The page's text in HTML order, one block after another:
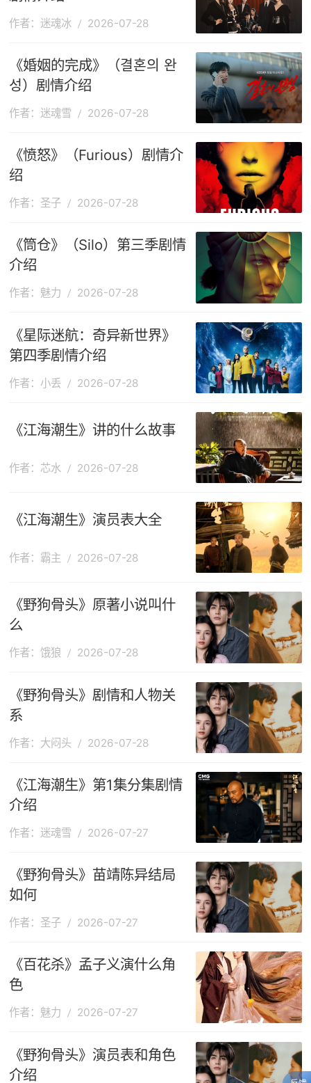
作者：迷魂冰 2026-07-28
《婚姻的完成》（결혼의 완
성）剧情介绍
作者：迷魂雪 2026-07-28
《愤怒》（Furious）剧情介
绍
作者：圣子 2026-07-28
《筒仓》（Silo）第三季剧情
介绍
作者：魅力 2026-07-28
《星际迷航：奇异新世界》
第四季剧情介绍
作者：小丢 2026-07-28
《江海潮生》讲的什么故事
作者：芯水 2026-07-28
《江海潮生》演员表大全
作者：霸主 2026-07-28
《野狗骨头》原著小说叫什
么
作者：饿狼 2026-07-28
《野狗骨头》剧情和人物关
系
作者：大闷头 2026-07-28
《江海潮生》第1集分集剧情
介绍
作者：迷魂雪 2026-07-27
《野狗骨头》苗靖陈异结局
如何
作者：圣子 2026-07-27
《百花杀》孟子义演什么角
色
作者：魅力 2026-07-27
《野狗骨头》演员表和角色
介绍